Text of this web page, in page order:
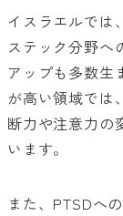
イスラエルでは
ステック分野へ
アップも多数生
が高い領域では
断力や注意力の
います。
また、PTSDへ